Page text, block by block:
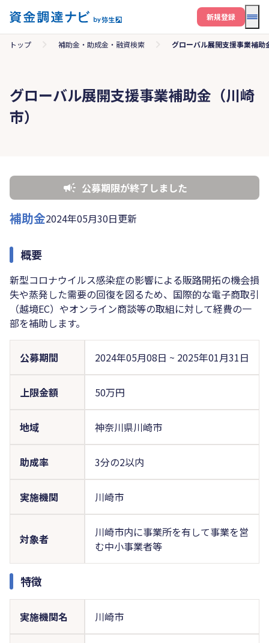
メ
新規登録
トップ 補助金・助成金・融資検索 グローバル展開支援事業補助
グローバル展開支援事業補助金（川崎
市）
公募期限が終了しました
補助金2024年05月30日更新
概要
新型コロナウイルス感染症の影響による販路開拓の機会損
失や蒸発した需要の回復を図るため、国際的な電子商取引
（越境EC）やオンライン商談等の取組に対して経費の一
部を補助します。
公募期間 2024年05月08日 ~ 2025年01月31日
上限金額 50万円
地域 神奈川県川崎市
助成率 3分の2以内
実施機関 川崎市
対象者
川崎市内に事業所を有して事業を営
む中小事業者等
特徴
実施機関名 川崎市